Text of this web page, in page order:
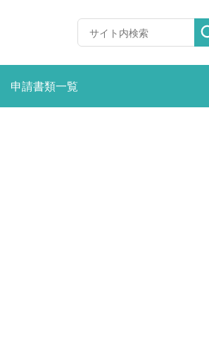
申請書類一覧